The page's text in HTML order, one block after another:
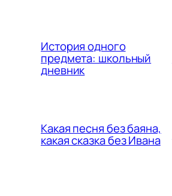
История одного
предмета: школьный
дневник
Какая песня без баяна,
какая сказка без Ивана